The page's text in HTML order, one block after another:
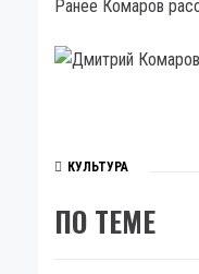
Ранее Комаров
КУЛЬТУРА
ПО ТЕМЕ